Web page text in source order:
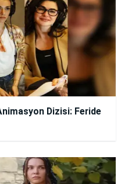
Dizisi: Feride